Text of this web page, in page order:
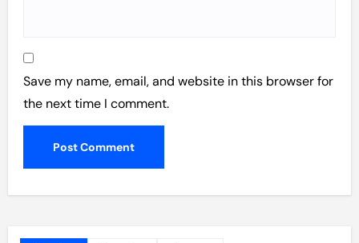
Save my name, email, and website in this browser for
the next time I comment.